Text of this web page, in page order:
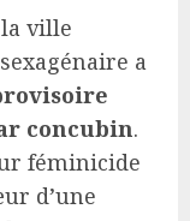
ville
a
concubin.
féminicide
d’une